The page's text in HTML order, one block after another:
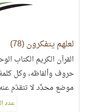
لعلهم يتفكرون (78)
القرآن الكريم الكتاب
حروف وألفاظه، وكل
موضع محدَّد لا تتقدّم
عدد